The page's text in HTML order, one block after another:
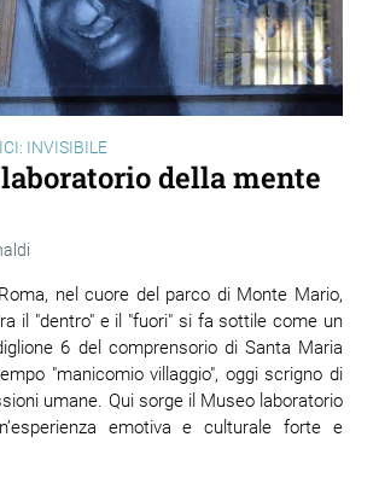
INVISIBILE
della mente
nel cuore del parco di Monte Mario,
il "dentro" e il "fuori" si fa sottile come un
6 del comprensorio di Santa Maria
"manicomio villaggio", oggi scrigno di
umane. Qui sorge il Museo laboratorio
emotiva e culturale forte e